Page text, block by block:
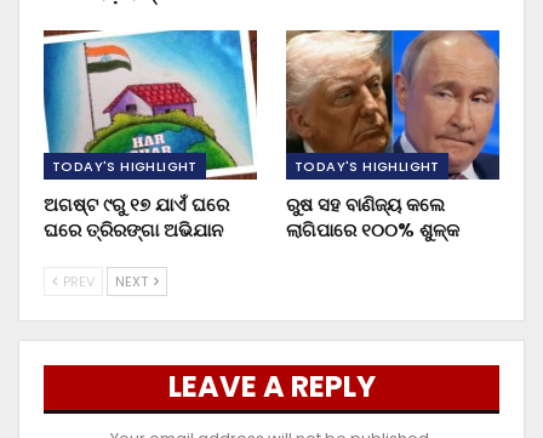
TODAY'S HIGHLIGHT
ଅଗଷ୍ଟ ୯ରୁ ୧୭ ଯାଏଁ ଘରେ
ଘରେ ତ୍ରିରଙ୍ଗା ଅଭିଯାନ
TODAY'S HIGHLIGHT
ରୁଷ ସହ ବାଣିଜ୍ୟ କଲେ
ଲାଗିପାରେ ୧୦୦% ଶୁଳ୍କ
PREV NEXT
LEAVE A REPLY